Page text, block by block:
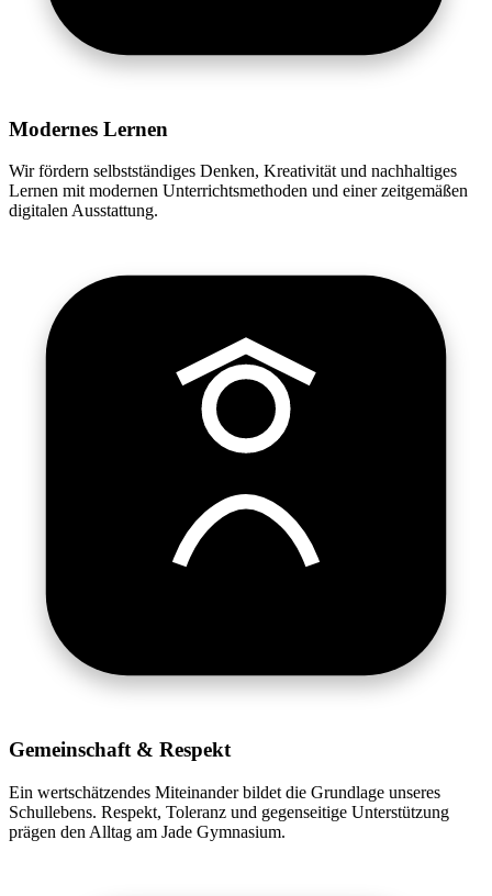
Modernes Lernen
Wir fördern selbstständiges Denken, Kreativität und nachhaltiges
Lernen mit modernen Unterrichtsmethoden und einer zeitgemäßen
digitalen Ausstattung.
Gemeinschaft & Respekt
Ein wertschätzendes Miteinander bildet die Grundlage unseres
Schullebens. Respekt, Toleranz und gegenseitige Unterstützung
prägen den Alltag am Jade Gymnasium.